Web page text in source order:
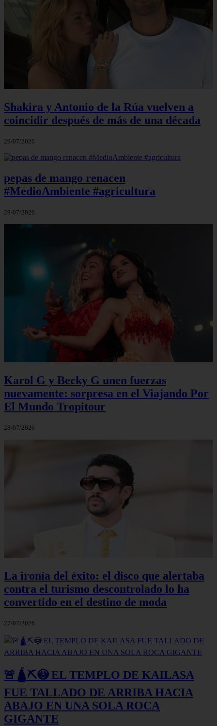
Shakira y Antonio de la Rúa vuelven a
coincidir después de más de una década
29/07/2026
pepas de mango renacen
#MedioAmbiente #agricultura
28/07/2026
Karol G y Becky G unen fuerzas
nuevamente: sorpresa en el Viajando Por
El Mundo Tropitour
28/07/2026
La ironía del éxito: el disco que alertaba
contra el turismo descontrolado lo ha
convertido en el destino de moda
27/07/2026
🚨🛕⛏️😳 EL TEMPLO DE KAILASA
FUE TALLADO DE ARRIBA HACIA
ABAJO EN UNA SOLA ROCA
GIGANTE